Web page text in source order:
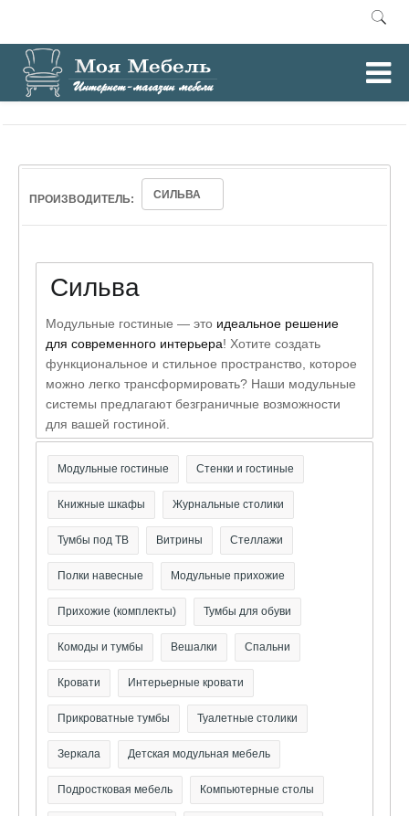
Главная / Модульные гостиные
ПРОИЗВОДИТЕЛЬ: СИЛЬВА
Сильва
Модульные гостиные — это идеальное решение
для современного интерьера! Хотите создать
функциональное и стильное пространство, которое
можно легко трансформировать? Наши модульные
системы предлагают безграничные возможности
для вашей гостиной.
Модульные гостиные Стенки и гостиные
Книжные шкафы Журнальные столики
Тумбы под ТВ Витрины Стеллажи
Полки навесные Модульные прихожие
Прихожие (комплекты) Тумбы для обуви
Комоды и тумбы Вешалки Спальни
Кровати Интерьерные кровати
Прикроватные тумбы Туалетные столики
Зеркала Детская модульная мебель
Подростковая мебель Компьютерные столы